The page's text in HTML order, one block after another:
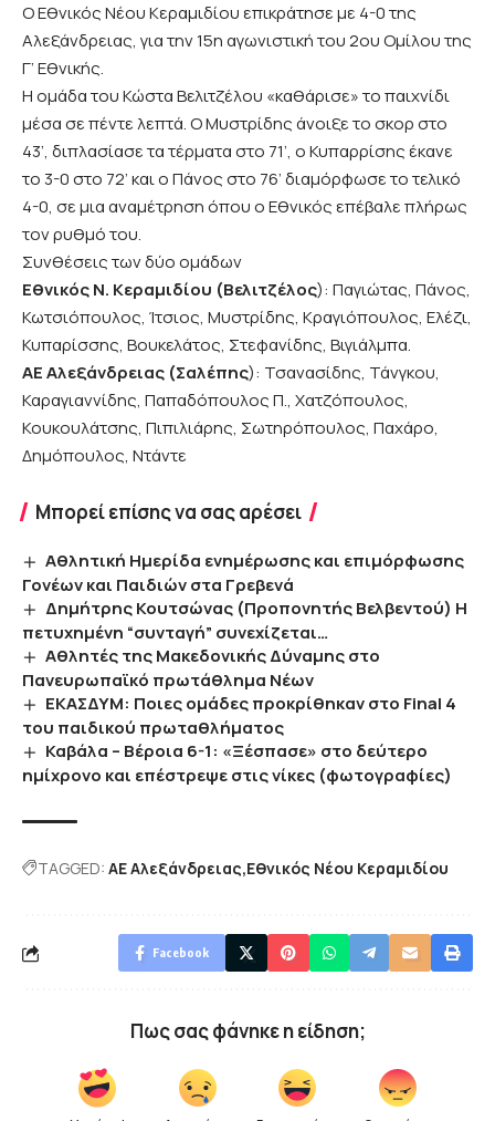
Ο Εθνικός Νέου Κεραμιδίου επικράτησε με 4-0 της
Αλεξάνδρειας, για την 15η αγωνιστική του 2ου Ομίλου της
Γ’ Εθνικής.
Η ομάδα του Κώστα Βελιτζέλου «καθάρισε» το παιχνίδι
μέσα σε πέντε λεπτά. Ο Μυστρίδης άνοιξε το σκορ στο
43’, διπλασίασε τα τέρματα στο 71’, ο Κυπαρρίσης έκανε
το 3-0 στο 72’ και ο Πάνος στο 76’ διαμόρφωσε το τελικό
4-0, σε μια αναμέτρηση όπου ο Εθνικός επέβαλε πλήρως
τον ρυθμό του.
Συνθέσεις των δύο ομάδων
Εθνικός Ν. Κεραμιδίου (Βελιτζέλος): Παγιώτας, Πάνος,
Κωτσιόπουλος, Ίτσιος, Μυστρίδης, Κραγιόπουλος, Ελέζι,
Κυπαρίσσης, Βουκελάτος, Στεφανίδης, Βιγιάλμπα.
ΑΕ Αλεξάνδρειας (Σαλέπης): Τσανασίδης, Τάνγκου,
Καραγιαννίδης, Παπαδόπουλος Π., Χατζόπουλος,
Κουκουλάτσης, Πιπιλιάρης, Σωτηρόπουλος, Παχάρο,
Δημόπουλος, Ντάντε
Μπορεί επίσης να σας αρέσει
Aθλητική Ημερίδα ενημέρωσης και επιμόρφωσης
Γονέων και Παιδιών στα Γρεβενά
Δημήτρης Κουτσώνας (Προπονητής Βελβεντού) Η
πετυχημένη “συνταγή” συνεχίζεται…
Αθλητές της Μακεδονικής Δύναμης στο
Πανευρωπαϊκό πρωτάθλημα Νέων
ΕΚΑΣΔΥΜ: Ποιες ομάδες προκρίθηκαν στο Final 4
του παιδικού πρωταθλήματος
Καβάλα – Βέροια 6-1: «Ξέσπασε» στο δεύτερο
ημίχρονο και επέστρεψε στις νίκες (φωτογραφίες)
TAGGED: ΑΕ Αλεξάνδρειας Εθνικός Νέου Κεραμιδίου
Facebook
Πως σας φάνηκε η είδηση;